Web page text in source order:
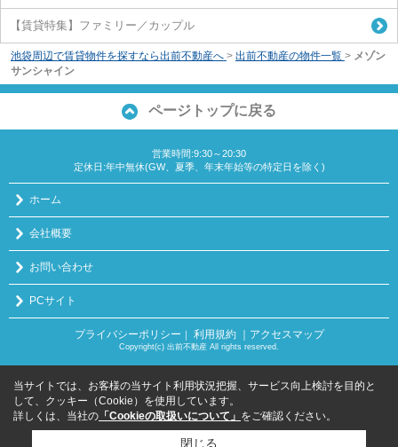
【賃貸特集】ファミリー／カップル
池袋周辺で賃貸物件を探すなら出前不動産へ > 出前不動産の物件一覧 > メゾン
サンシャイン
ページトップに戻る
営業時間:9:30～20:30
定休日:年中無休(GW、夏季、年末年始等の特定日を除く)
ホーム
会社概要
お問い合わせ
PCサイト
プライバシーポリシー 利用規約 ｜アクセスマップ
Copyright(c) 出前不動産 All rights reserved.
当サイトでは、お客様の当サイト利用状況把握、サービス向上検討を目的と
して、クッキー（Cookie）を使用しています。
詳しくは、当社の 「Cookieの取扱いについて」 をご確認ください。
閉じる